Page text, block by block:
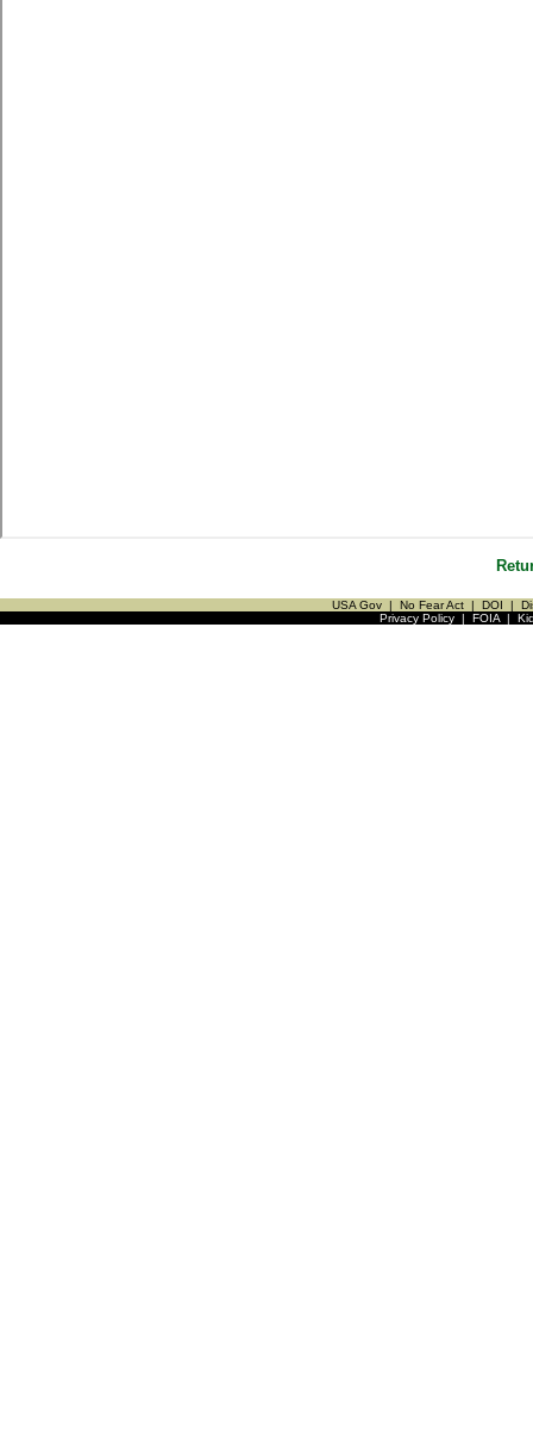
USA Gov | No Fear Act | DOI |
Privacy Policy| FOIA|